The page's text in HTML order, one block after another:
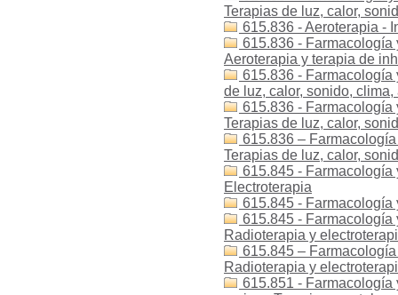
Terapias de luz, calor,
615.836 - Aeroterapia -
615.836 - Farmacología
Aeroterapia y terapia de
615.836 - Farmacología
de luz, calor, sonido,
615.836 - Farmacología
Terapias de luz, calor,
615.836 –
Terapias de luz, calor,
615.845 - Farmacología
Electroterapia
615.845 - Farmacología
615.845 - Farmacología
Radioterapia y
615.845 –
Radioterapia y
615.851 - Farmacología